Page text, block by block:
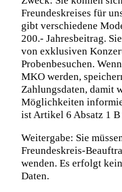
Freundeskreises für
gibt verschiedene
200.- Jahresbeitrag.
von exklusiven
Probenbesuchen.
MKO werden,
Zahlungsdaten, damit
Möglichkeiten
ist Artikel 6 Absatz 1
Weitergabe: Sie
Freundeskreis-
wenden. Es erfolgt
Daten.